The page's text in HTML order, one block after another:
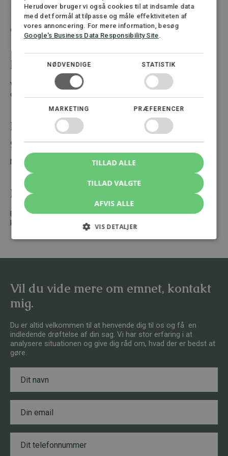
FAQ – Ansøgning om
gældssanering i Danmark
Hvordan søger man gældssanering?
Ved at indsende en udfyldt ansøgningsblanket med
dokumentation til skifteretten.
Koster det noget at søge
gældssanering?
Nej, selve ansøgningen er gratis.
Hvor lang tid tager behandlingen?
Behandlingen tager ofte flere måneder afhængigt af sagens
kompleksitet.
Vil du vide mere om emnet, kontakt
mig.
Du er altid velkommen til at henvende dig til os og få en
indledende drøftelse af din sag. Vi har stor erfaring i at
analysere situationen og give dig råd om, hvad der er bedst at
gøre.
v
n
a
i
Herudover bruger vi også cookies til at indsamle data
med det formål at tilpasse og måle effektiviteten af
vores annoncering. For mere information, besøg
Google's Business Data Responsibility Site.
NØDVENDIGE STATISTIK
MARKETING PRÆFERENCER
TILLAD VALGTE
TILLAD ALLE
AFVIS ALLE
VIS DETALJER